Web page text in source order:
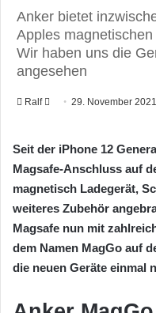
Anker bietet
Apples
Wir haben uns die
angesehen
Ralf
o
n
X
29. November 2021
Seit der iPhone 12
Magsafe-Anschluss auf
magnetisch Ladegerät,
weiteres Zubehör
Magsafe nun mit
dem Namen MagGo auf
die neuen Geräte einmal